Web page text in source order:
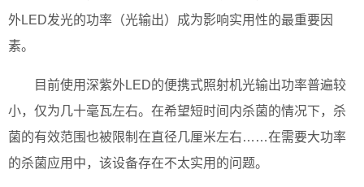
外LED发光的功率（光输出）成为影响实用性的最重要因
素。
目前使用深紫外LED的便携式照射机光输出功率普遍较
小，仅为几十毫瓦左右。在希望短时间内杀菌的情况下，杀
菌的有效范围也被限制在直径几厘米左右……在需要大功率
的杀菌应用中，该设备存在不太实用的问题。